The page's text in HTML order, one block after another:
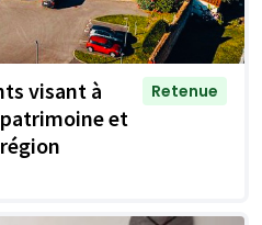
visant à
et
Retenue